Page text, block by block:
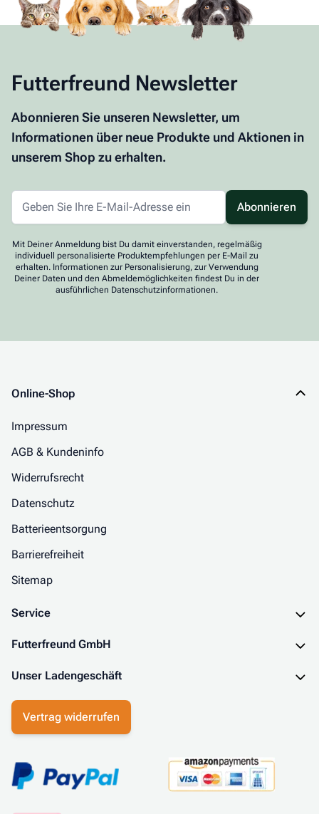
Futterfreund Newsletter
Abonnieren Sie unseren Newsletter, um
Informationen über neue Produkte und Aktionen in
unserem Shop zu erhalten.
Abonnieren
Mit Deiner Anmeldung bist Du damit einverstanden, regelmäßig
individuell personalisierte Produktempfehlungen per E-Mail zu
erhalten. Informationen zur Personalisierung, zur Verwendung
Deiner Daten und den Abmeldemöglichkeiten findest Du in der
ausführlichen Datenschutzinformationen.
Online-Shop
Impressum
AGB & Kundeninfo
Widerrufsrecht
Datenschutz
Batterieentsorgung
Barrierefreiheit
Sitemap
Service
Futterfreund GmbH
Unser Ladengeschäft
Vertrag widerrufen